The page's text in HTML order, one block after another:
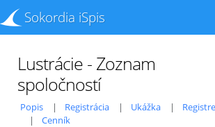
Sokordia iSpis
Lustrácie - Zoznam
spoločností
Popis Registrácia Ukážka Registre
Cenník